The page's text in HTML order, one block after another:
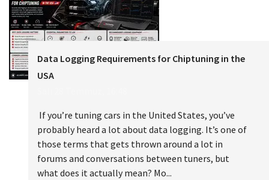
Data Logging Requirements for Chiptuning in the
USA
If you’re tuning cars in the United States, you’ve
probably heard a lot about data logging. It’s one of
those terms that gets thrown around a lot in
forums and conversations between tuners, but
what does it actually mean? Mo...